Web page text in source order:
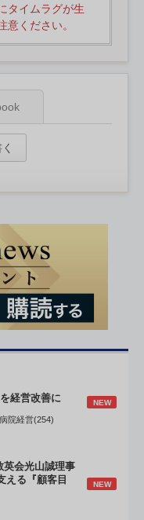
タイムラグが生
意ください。
経営改善に NEW
院経営(254)
英会光山誠理事
る『顧客目
NEW